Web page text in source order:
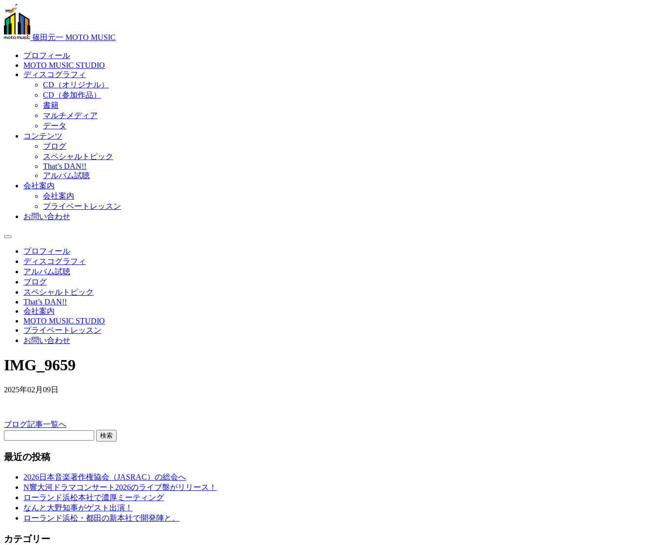
篠田元一 MOTO MUSIC
プロフィール
MOTO MUSIC STUDIO
ディスコグラフィ
CD（オリジナル）
CD（参加作品）
書籍
マルチメディア
データ
コンテンツ
ブログ
スペシャルトピック
That’s DAN!!
アルバム試聴
会社案内
会社案内
プライベートレッスン
お問い合わせ
プロフィール
ディスコグラフィ
アルバム試聴
ブログ
スペシャルトピック
That’s DAN!!
会社案内
MOTO MUSIC STUDIO
プライベートレッスン
お問い合わせ
IMG_9659
2025年02月09日
ブログ記事一覧へ
検索
最近の投稿
2026日本音楽著作権協会（JASRAC）の総会へ
N響大河ドラマコンサート2026のライブ盤がリリース！
ローランド浜松本社で濃厚ミーティング
なんと大野知事がゲスト出演！
ローランド浜松・都田の新本社で開発陣と。
カテゴリー